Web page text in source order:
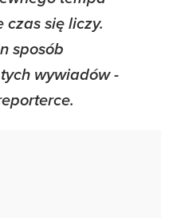
czas się liczy.
sposób
wywiadów -